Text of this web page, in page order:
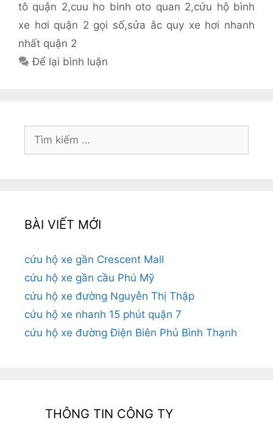
tô quận 2,cuu ho binh oto quan 2,cứu hộ bình
xe hơi quận 2 gọi số,sửa ắc quy xe hơi nhanh
nhất quận 2
Để lại bình luận
Tìm
BÀI VIẾT MỚI
cứu hộ xe gần Crescent Mall
cứu hộ xe gần cầu Phú Mỹ
cứu hộ xe đường Nguyễn Thị Thập
cứu hộ xe nhanh 15 phút quận 7
cứu hộ xe đường Điện Biên Phủ Bình Thạnh
THÔNG TIN CÔNG TY